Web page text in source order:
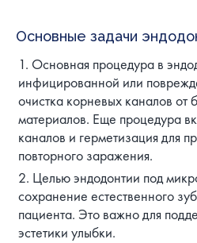
Основные задачи
Основная процедура в
инфицированной или
очистка корневых каналов от
материалов. Еще процедура
каналов и герметизация для
повторного заражения.
Целью эндодонтии под
сохранение естественного
пациента. Это важно для
эстетики улыбки.